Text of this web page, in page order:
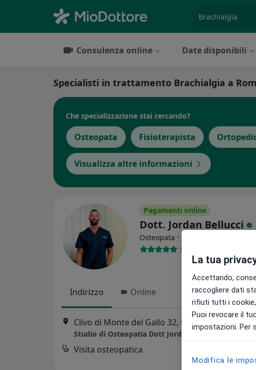
Consulenza online Date disponibili
Specialisti in trattamento Brachialgia a
Che specializzazione stai cercando?
Osteopata Fisioterapista
Visualizza altre informazioni
Pagamenti online
Dott. Jordan Bellucci
Osteopata · Altro
56 recensioni
Indirizzo Online
Clivo di Monte del Gallo 32, Roma Mappa
Studio di Osteopatia Dott Jordan Bellucci
Visita osteopatica
La tua
Accettando,
raccogliere dati
rifiuti tutti i
Puoi revocare il
impostazioni. Per
Modifica le